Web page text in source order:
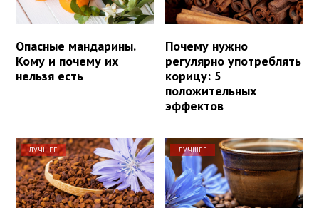
Опасные мандарины.
Кому и почему их
нельзя есть
Почему нужно
регулярно употреблять
корицу: 5
положительных
эффектов
ЛУЧШЕЕ ЛУЧШЕЕ